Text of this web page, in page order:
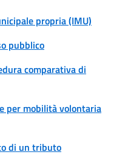
propria (IMU)
pubblico
comparativa di
per mobilità volontaria
di un tributo